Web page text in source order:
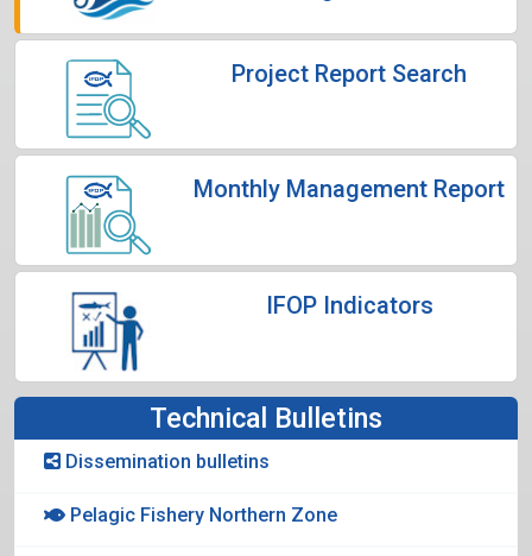
Project Report Search
Monthly Management Report
IFOP Indicators
Technical Bulletins
Dissemination bulletins
Pelagic Fishery Northern Zone